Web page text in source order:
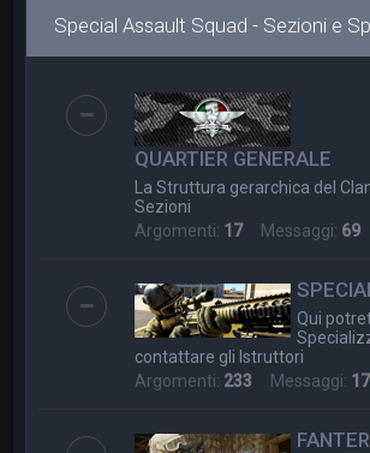
Special Assault Squad - Sezioni e
QUARTIER GENERALE
La Struttura gerarchica del
Sezioni
Argomenti: 17Messaggi: 69
Qui
contattare gli Istruttori
Argomenti: 233 Messaggi: